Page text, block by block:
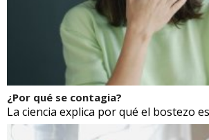
¿Por qué se contagia?
La ciencia explica por qué el bostezo